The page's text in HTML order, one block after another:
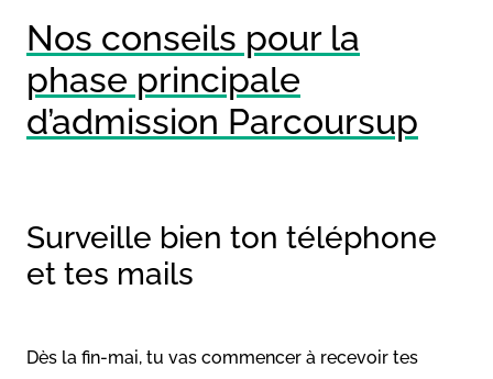
Nos conseils pour la
phase principale
d’admission Parcoursup
Surveille bien ton téléphone
et tes mails
Dès la fin-mai, tu vas commencer à recevoir tes